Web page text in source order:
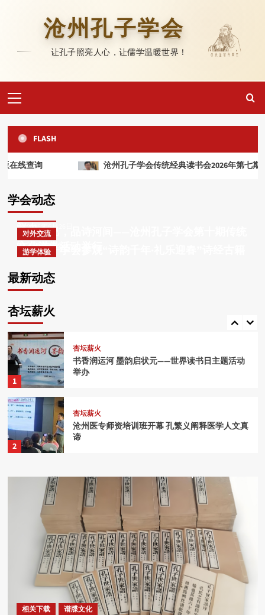
沧州孔子学会
让孔子照亮人心，让儒学温暖世界！
Menu
FLASH
沧州孔子学会传统经典读书会2026年第七期举行
最新动态
谱牒文化
孔博藏珍 |《孔子世家谱》中
的传承与凝聚
2026年7月3日
学会动态
游学体验
沐春上巳，品诗河间——沧州孔子学会第十期传统
文化游学活动举行
2026年4月21日
对外交流
沧州孔子学会参观“诗韵千年·礼乐迎春”诗经古籍
特展
游学体验
踏古寻韵承文脉 游学笃行续儒风——沧州孔子学
2026年6月26日
美籍华人许曼教授到访沧州孔子学会
书香润运河 墨韵启状元——世界读书日主题活动
举办
2026年4月27日
游学体验
沐春上巳，品诗河间——沧州孔子学会第十期传统
文化游学活动举行
2026年4月21日
对外交流
沧州孔子学会参观“诗韵千年·礼乐迎春”诗经古籍
特展
2026年4月16日
游学体验
踏古寻韵承文脉 游学笃行续儒风——沧州孔子学
会赴保定曲阳、定州开展传统文化游学活动
2026年6月26日
对外交流
美籍华人许曼教授到访沧州孔子学会
2026年6月26日
杏坛薪火
举办
沐春上巳，品诗河间——沧州孔子学会第十期传统
文化游学活动举行
2026年4月21日
对外交流
沧州孔子学会参观“诗韵千年·礼乐迎春”诗经古籍
特展
2026年4月16日
杏坛薪火
5
1
杏坛薪火
书香润运河 墨韵启状元——世界读书日主题活动
举办
2
杏坛薪火
沧州医专师资培训班开幕 孔繁义阐释医学人文真
谛
杏坛薪火
于经典中探寻教育真谛
杏坛薪火
沧州孔子学会“《论语》的智慧”专题讲座走进青
县政协
杏坛薪火
相关下载 谱牒文化